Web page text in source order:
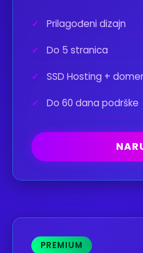
✓ Prilagođeni dizajn
✓ Do 5 stranica
✓ SSD Hosting +
✓ Do 60 dana podrške
PREMIUM